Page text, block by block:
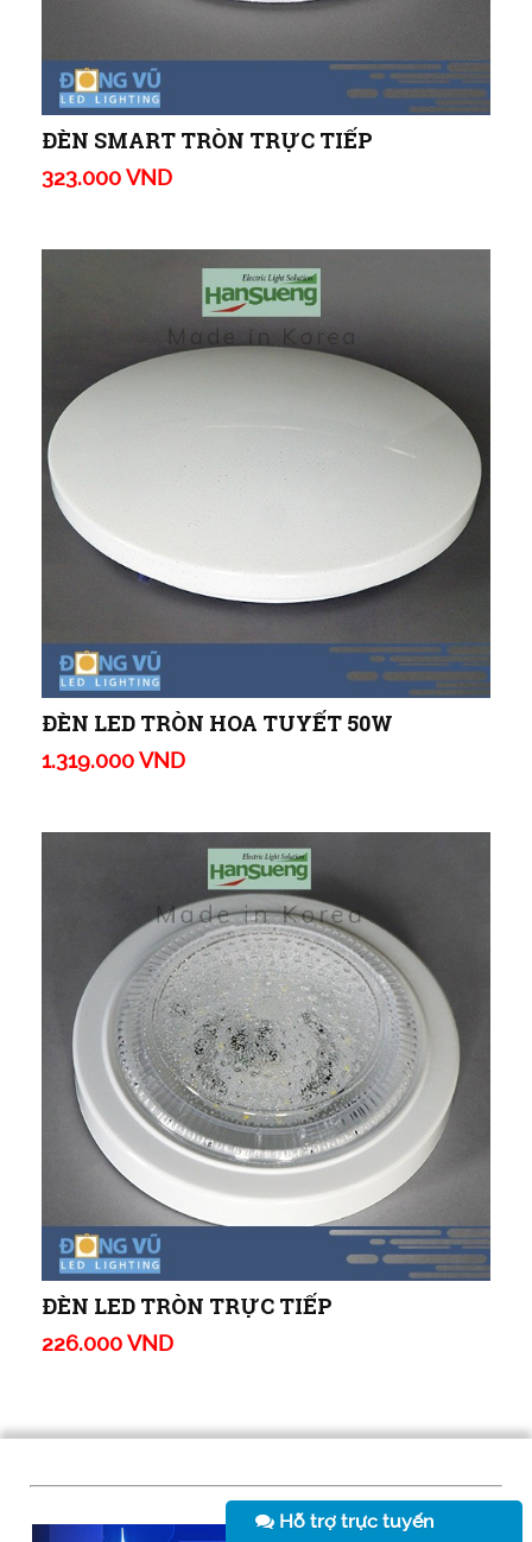
ĐÈN SMART TRÒN TRỰC TIẾP
323.000 VND
ĐÈN LED TRÒN HOA TUYẾT 50W
1.319.000 VND
ĐÈN LED TRÒN TRỰC TIẾP
226.000 VND
Hỗ trợ trực tuyến